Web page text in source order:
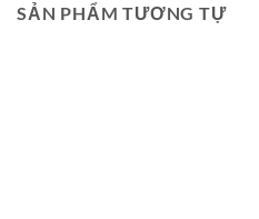
SẢN PHẨM TƯƠNG TỰ